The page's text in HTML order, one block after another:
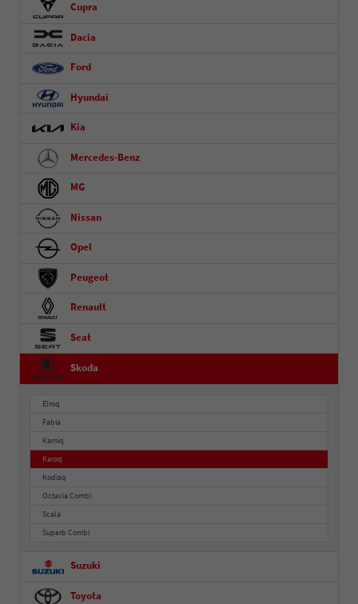
Cupra
Dacia
Ford
Hyundai
Kia
Mercedes-Benz
MG
Nissan
Opel
Peugeot
Renault
Seat
Skoda
Elroq
Fabia
Kamiq
Karoq
Kodiaq
Octavia Combi
Scala
Superb Combi
Suzuki
Toyota